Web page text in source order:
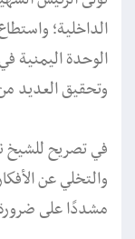
الداخلية؛
وتحقيق العديد
في تصريح للشيخ
والتخلي عن
مشددًا على ضرورة